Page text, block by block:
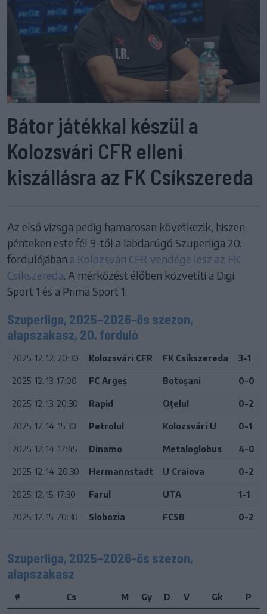
Bátor játékkal készül a
Kolozsvári CFR elleni
kiszállásra az FK Csíkszereda
Az első vizsga pedig hamarosan következik, hiszen
pénteken este fél 9-től a labdarúgó Szuperliga 20.
fordulójában a Kolozsvári CFR vendége lesz az FK
Csíkszereda. A mérkőzést élőben közvetíti a Digi
Sport 1 és a Prima Sport 1.
Szuperliga, 2025–2026-ös szezon,
alapszakasz, 20. forduló
2025. 12. 12. 20:30 Kolozsvári CFR FK Csíkszereda 3-1
2025. 12. 13. 17:00 FC Argeș Botoșani 0-0
2025. 12. 13. 20:30 Rapid Oțelul 0-2
2025. 12. 14. 15:30 Petrolul Kolozsvári U 0-1
2025. 12. 14. 17:45 Dinamo Metaloglobus 4-0
2025. 12. 14. 20:30 Hermannstadt U Craiova 0-2
2025. 12. 15. 17:30 Farul UTA 1-1
2025. 12. 15. 20:30 Slobozia FCSB 0-2
Szuperliga, 2025–2026-ös szezon,
alapszakasz
# Cs M Gy D V Gk P